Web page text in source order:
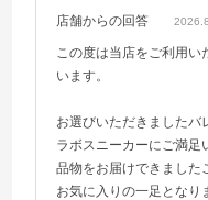
店舗からの回答
この度は当店をご利用い
います。
お選びいただきましたバ
ラボスニーカーにご満足
品物をお届けできました
お気に入りの一足となり